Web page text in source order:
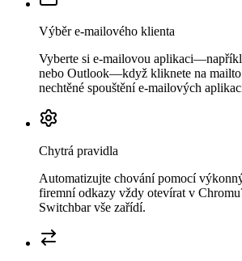
Výběr e-mailového klienta
Vyberte si e-mailovou
nebo Outlook—když kliknete na
nechtěné spouštění e-mailových
Chytrá pravidla
Automatizujte chování pomocí
firemní odkazy vždy otevírat v
Switchbar vše zařídí.